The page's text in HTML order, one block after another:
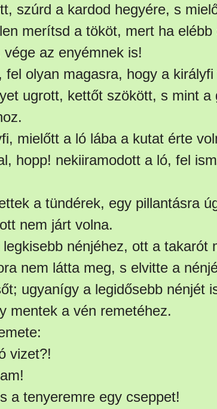
szúrd a kardod hegyére, s
merítsd a tököt, mert ha elébb
az enyémnek is!
fel olyan magasra, hogy a
ugrott, kettőt szökött, s mint a
mielőtt a ló lába a kutat érte
hopp! nekiiramodott a ló, fel
a tündérek, egy pillantásra
nem járt volna.
nénjéhez, ott a takarót
nem látta meg, s elvitte a
ugyanígy a legidősebb nénjét
mentek a vén remetéhez.
vizet?!
a tenyeremre egy cseppet!